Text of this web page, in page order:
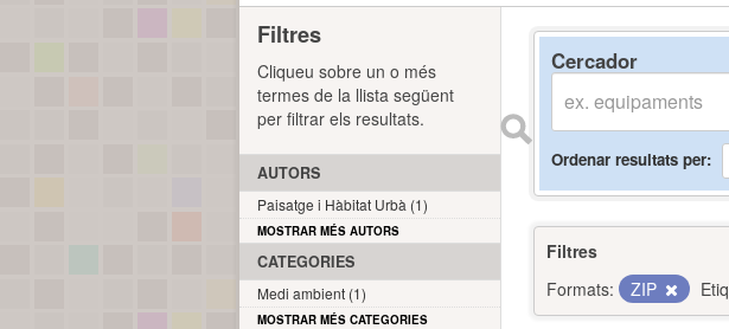
Cercador
Ordenar resultats per
Filtres
Formats:
ZIP
Filtres
Cliqueu sobre un o més
termes de la llista següent
per filtrar els resultats.
AUTORS
Paisatge i Hàbitat Urbà (1)
MOSTRAR MÉS AUTORS
CATEGORIES
Medi ambient (1)
MOSTRAR MÉS CATEGORIES